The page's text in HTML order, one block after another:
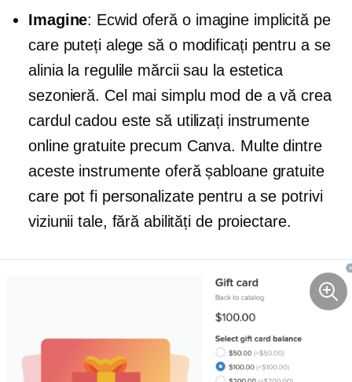
Imagine: Ecwid oferă o imagine implicită pe
care puteți alege să o modificați pentru a se
alinia la regulile mărcii sau la estetica
sezonieră. Cel mai simplu mod de a vă crea
cardul cadou este să utilizați instrumente
online gratuite precum Canva. Multe dintre
aceste instrumente oferă șabloane gratuite
care pot fi personalizate pentru a se potrivi
viziunii tale, fără abilități de proiectare.